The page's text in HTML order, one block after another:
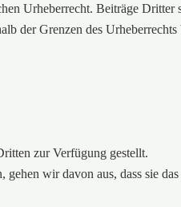
Urheberrecht. Beiträge Dritter
der Grenzen des Urheberrechts
zur Verfügung gestellt.
wir davon aus, dass sie